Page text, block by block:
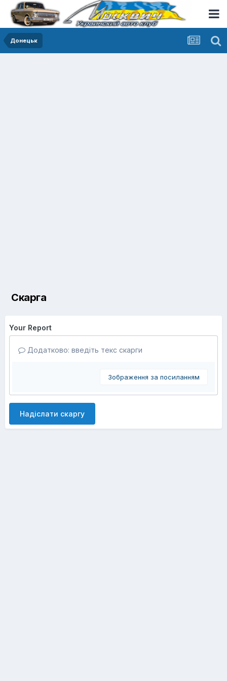
Донецьк
Скарга
Your Report
Додатково: введіть текс скарги
Зображення за посиланням
Надіслати скаргу